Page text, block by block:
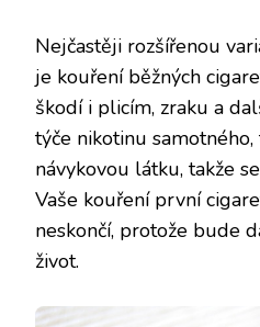
Nejčastěji rozšířenou
je kouření běžných
škodí i plicím, zraku a
týče nikotinu
návykovou látku, takže
Vaše kouření první
neskončí, protože bude
život.